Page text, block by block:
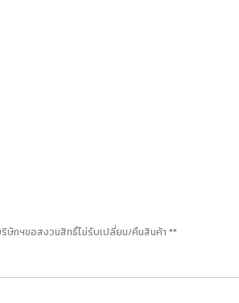
ริษัทฯขอสงวนสิทธิ์ไม่รับเปลี่ยน/คืนสินค้า **